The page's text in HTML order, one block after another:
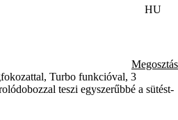
HU
Megosztás
Turbo funkcióval, 3
teszi egyszerűbbé a sütést-